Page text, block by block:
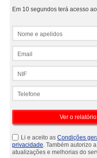
Em 10 segundos terá acesso
Li e aceito as Condições
privacidade. Também autorizo
atualizações e melhorias do